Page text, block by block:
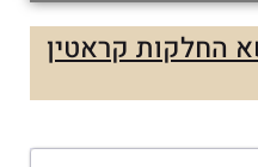
החלקות קראטין